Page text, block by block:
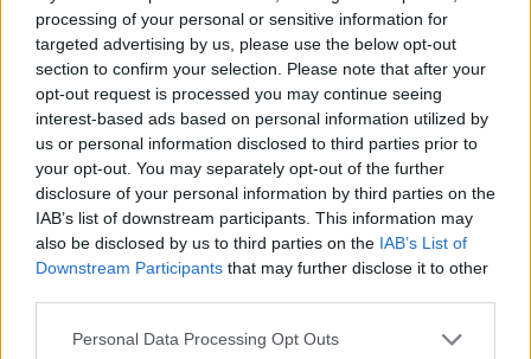
processing of your personal or sensitive information for
targeted advertising by us, please use the below opt-out
section to confirm your selection. Please note that after your
opt-out request is processed you may continue seeing
interest-based ads based on personal information utilized by
us or personal information disclosed to third parties prior to
your opt-out. You may separately opt-out of the further
disclosure of your personal information by third parties on the
IAB’s list of downstream participants. This information may
also be disclosed by us to third parties on the IAB’s List of
Downstream Participants that may further disclose it to other
Personal Data Processing Opt Outs
Prečo si vybrať tento produkt?
Úchyt na vnútorné čelo vyrobený z ocele, dostupný v dvoch
farbách. Výrobok je určený pre zásuvky Axis Pro výšky C.
Umožňuje vytvoriť vnútornú zásuvku. Sada obsahuje ľavý a pravý
úchyt.
Parametre
EAN: 5902801223952
G-PB-AXISPRO-WEWMOCC